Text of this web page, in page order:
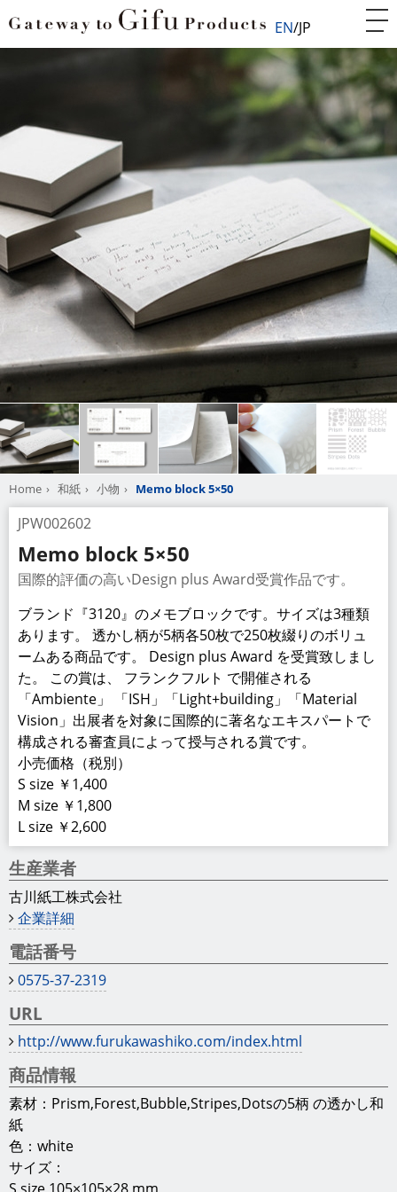
EN JP
Home 和紙 小物 Memo block 5×50
JPW002602
Memo block 5×50
国際的評価の高いDesign plus Award受賞作品です。
ブランド『3120』のメモブロックです。サイズは3種類
あります。 透かし柄が5柄各50枚で250枚綴りのボリュ
ームある商品です。 Design plus Award を受賞致しまし
た。 この賞は、 フランクフルト で開催される
「Ambiente」 「ISH」「Light+building」「Material
Vision」出展者を対象に国際的に著名なエキスパートで
構成される審査員によって授与される賞です。
小売価格（税別）
S size ￥1,400
M size ￥1,800
L size ￥2,600
生産業者
古川紙工株式会社
企業詳細
電話番号
0575-37-2319
URL
http://www.furukawashiko.com/index.html
商品情報
素材：Prism,Forest,Bubble,Stripes,Dotsの5柄 の透かし和
紙
色：white
サイズ：